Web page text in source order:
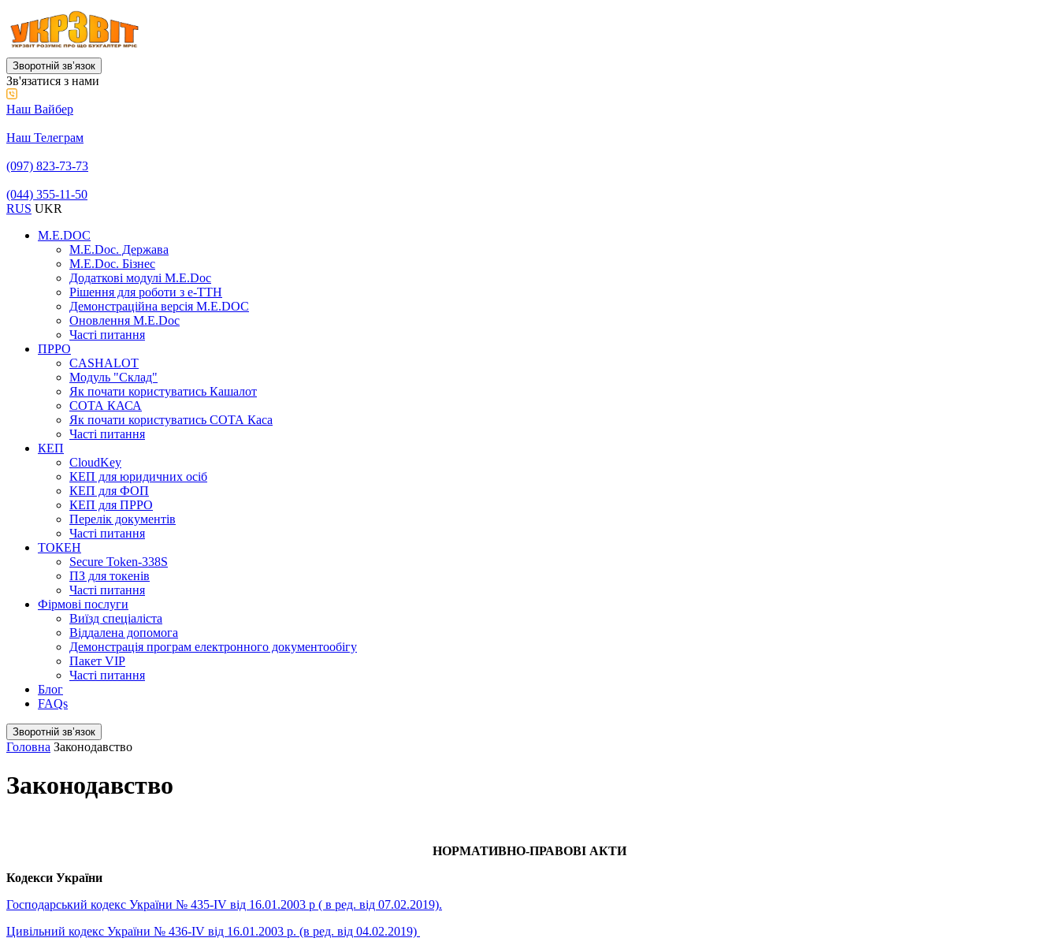
Зворотній звʼязок
Зв'язатися з нами
Наш Вайбер
Наш Телеграм
(097) 823-73-73
(044) 355-11-50
RUS UKR
M.E.DOC
M.E.Doc. Держава
M.E.Doc. Бізнес
Додаткові модулі M.E.Doc
Рішення для роботи з е-ТТН
Демонстраційна версія M.E.DOC
Оновлення M.E.Doc
Часті питання
ПРРО
CASHALOT
Модуль "Склад"
Як почати користуватись Кашалот
СОТА КАСА
Як почати користуватись СОТА Каса
Часті питання
КЕП
CloudKey
КЕП для юридичних осіб
КЕП для ФОП
КЕП для ПРРО
Перелік документів
Часті питання
ТОКЕН
Secure Token-338S
ПЗ для токенів
Часті питання
Фірмові послуги
Виїзд спеціаліста
Віддалена допомога
Демонстрація програм електронного документообігу
Пакет VIP
Часті питання
Блог
FAQs
Зворотній звʼязок
Головна Законодавство
Законодавство
НОРМАТИВНО-ПРАВОВІ АКТИ
Кодекси України
Господарський кодекс України № 435-IV від 16.01.2003 р ( в ред. від 07.02.2019).
Цивільний кодекс України № 436-IV від 16.01.2003 р. (в ред. від 04.02.2019)